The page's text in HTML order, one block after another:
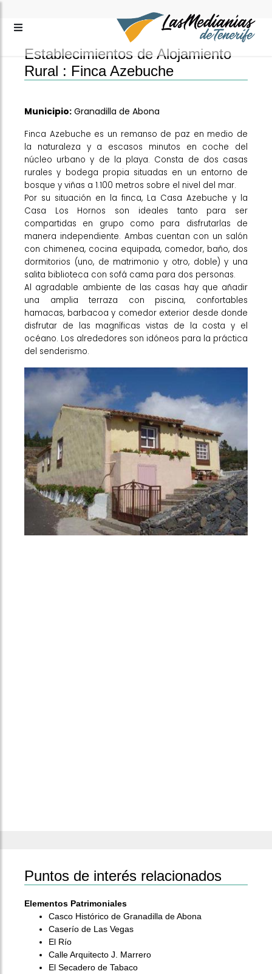
Establecimientos de Alojamiento
Rural : Finca Azebuche
Municipio: Granadilla de Abona
Finca Azebuche es un remanso de paz en medio de
la naturaleza y a escasos minutos en coche del
núcleo urbano y de la playa. Consta de dos casas
rurales y bodega propia situadas en un entorno de
bosque y viñas a 1.100 metros sobre el nivel del mar.
Por su situación en la finca, La Casa Azebuche y la
Casa Los Hornos son ideales tanto para ser
compartidas en grupo como para disfrutarlas de
manera independiente. Ambas cuentan con un salón
con chimenea, cocina equipada, comedor, baño, dos
dormitorios (uno, de matrimonio y otro, doble) y una
salita biblioteca con sofá cama para dos personas.
Al agradable ambiente de las casas hay que añadir
una amplia terraza con piscina, confortables
hamacas, barbacoa y comedor exterior desde donde
disfrutar de las magníficas vistas de la costa y el
océano. Los alrededores son idóneos para la práctica
del senderismo.
Puntos de interés relacionados
Elementos Patrimoniales
Casco Histórico de Granadilla de Abona
Caserío de Las Vegas
El Río
Calle Arquitecto J. Marrero
El Secadero de Tabaco